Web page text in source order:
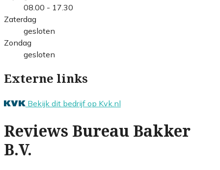
08.00 - 17.30
Zaterdag
gesloten
Zondag
gesloten
Externe links
Bekijk dit bedrijf op Kvk.nl
Reviews Bureau Bakker
B.V.